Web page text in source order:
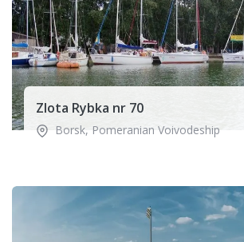
Zlota Rybka nr 70
Borsk, Pomeranian Voivodeship